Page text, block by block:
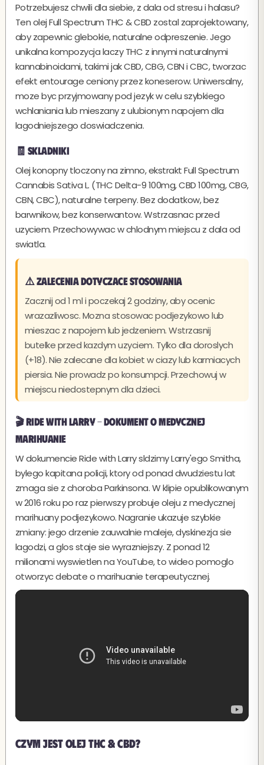
Potrzebujesz chwili dla siebie, z dala od stresu i halasu?
Ten olej Full Spectrum THC & CBD zostal zaprojektowany,
aby zapewnic glebokie, naturalne odpreszenie. Jego
unikalna kompozycja laczy THC z innymi naturalnymi
kannabinoidami, takimi jak CBD, CBG, CBN i CBC, tworzac
efekt entourage ceniony przez koneserow. Uniwersalny,
moze byc przyjmowany pod jezyk w celu szybkiego
wchlaniania lub mieszany z ulubionym napojem dla
lagodniejszego doswiadczenia.
🧾 Skladniki
Olej konopny tloczony na zimno, ekstrakt Full Spectrum
Cannabis Sativa L. (THC Delta-9 100mg, CBD 100mg, CBG,
CBN, CBC), naturalne terpeny. Bez dodatkow, bez
barwnikow, bez konserwantow. Wstrzasnac przed
uzyciem. Przechowywac w chlodnym miejscu z dala od
swiatla.
⚠️ Zalecenia dotyczace stosowania
Zacznij od 1 ml i poczekaj 2 godziny, aby ocenic
wrazazliwosc. Mozna stosowac podjezykowo lub
mieszac z napojem lub jedzeniem. Wstrzasnij
butelke przed kazdym uzyciem. Tylko dla doroslych
(+18). Nie zalecane dla kobiet w ciazy lub karmiacych
piersia. Nie prowadz po konsumpcji. Przechowuj w
miejscu niedostepnym dla dzieci.
🎬 Ride with Larry - Dokument o medycznej
marihuanie
W dokumencie Ride with Larry sldzimy Larry'ego Smitha,
bylego kapitana policji, ktory od ponad dwudziestu lat
zmaga sie z choroba Parkinsona. W klipie opublikowanym
w 2016 roku po raz pierwszy probuje oleju z medycznej
marihuany podjezykowo. Nagranie ukazuje szybkie
zmiany: jego drzenie zauwalnie maleje, dyskinezja sie
lagodzi, a glos staje sie wyrazniejszy. Z ponad 12
milionami wyswietlen na YouTube, to wideo pomoglo
otworzyc debate o marihuanie terapeutycznej.
Czym jest olej THC & CBD?